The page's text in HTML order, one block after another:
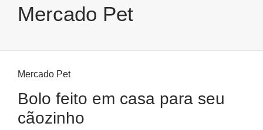
Mercado Pet
Mercado Pet
Bolo feito em casa para seu
cãozinho